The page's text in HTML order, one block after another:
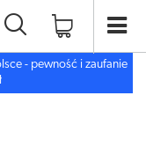
- pewność i zaufanie